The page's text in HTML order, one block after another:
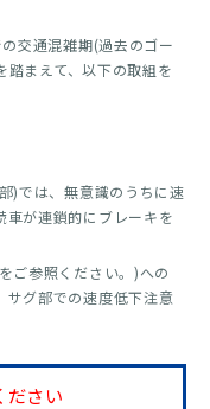
交通混雑期(過去のゴー
まえて、以下の取組を
)では、無意識のうちに速
車が連鎖的にブレーキを
ご参照ください。)への
サグ部での速度低下注意
ださい